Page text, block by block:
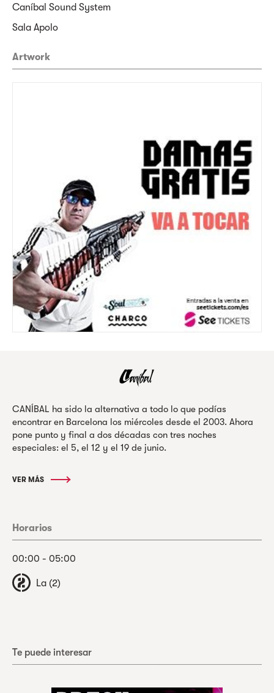
Caníbal Sound System
Sala Apolo
Artwork
CANÍBAL ha sido la alternativa a todo lo que podías
encontrar en Barcelona los miércoles desde el 2003. Ahora
pone punto y final a dos décadas con tres noches
especiales: el 5, el 12 y el 19 de junio.
VER MÁS
Horarios
00:00 - 05:00
La (2)
Te puede interesar